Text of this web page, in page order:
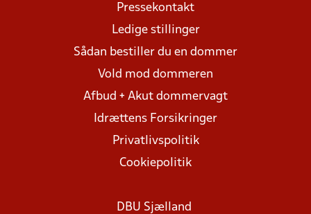
Pressekontakt
Ledige stillinger
Sådan bestiller du en dommer
Vold mod dommeren
Afbud + Akut dommervagt
Idrættens Forsikringer
Privatlivspolitik
Cookiepolitik
DBU Sjælland